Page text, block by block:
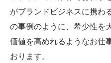
がブランドビジネスに携わ
の事例のように、希少性を
価値を高めれるようなお仕
おります。